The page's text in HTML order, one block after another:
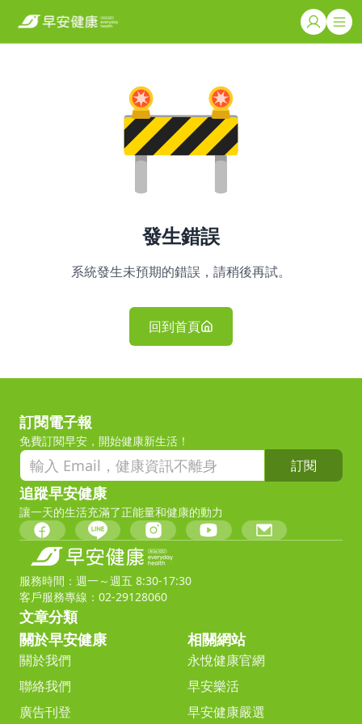
發生錯誤
系統發生未預期的錯誤，請稍後再試。
回到首頁
訂閱電子報
免費訂閱早安，開始健康新生活！
訂閱
追蹤早安健康
讓一天的生活充滿了正能量和健康的動力
服務時間：週一～週五 8:30-17:30
客戶服務專線：02-29128060
文章分類
關於早安健康
關於我們
聯絡我們
廣告刊登
相關網站
永悅健康官網
早安樂活
早安健康嚴選